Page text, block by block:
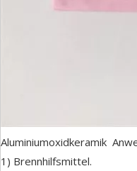
Aluminiumoxidkeramik
1) Brennhilfsmittel.